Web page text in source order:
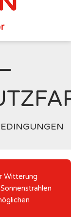
Witterung